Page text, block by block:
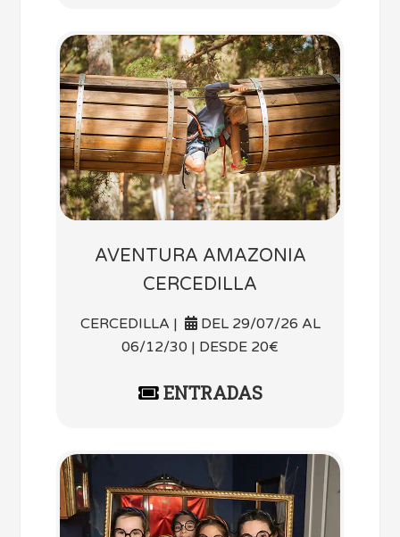
AVENTURA AMAZONIA
CERCEDILLA
CERCEDILLA |
DEL 29/07/26 AL
06/12/30 | DESDE 20€
ENTRADAS